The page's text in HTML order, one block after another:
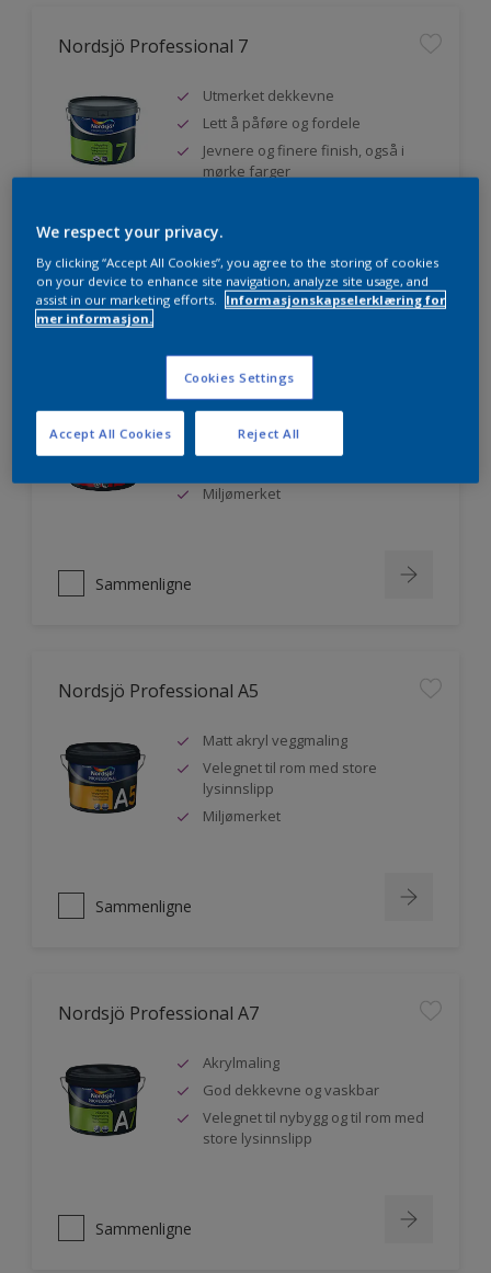
Nordsjö Professional 7
Utmerket dekkevne
Lett å påføre og fordele
Jevnere og finere finish, også i
mørke farger
Sammenligne
Nordsjö Professional 20
Veggmaling med god dekkevne
Utviklet av og for profesjonelle
Miljømerket
Sammenligne
Nordsjö Professional A5
Matt akryl veggmaling
Velegnet til rom med store
lysinnslipp
Miljømerket
Sammenligne
Nordsjö Professional A7
Akrylmaling
God dekkevne og vaskbar
Velegnet til nybygg og til rom med
store lysinnslipp
Sammenligne
We respect your privacy.
By clicking “Accept All Cookies”, you agree to the storing of cookies
on your device to enhance site navigation, analyze site usage, and
assist in our marketing efforts.
Informasjonskapselerklæring for
mer informasjon.
Cookies Settings
Reject All
Accept All Cookies